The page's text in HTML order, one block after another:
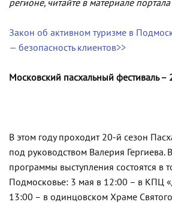
регионе, читайте в материале
Закон об активном туризме в
— безопасность клиентов>>
Московский пасхальный фестиваль –
В этом году проходит 20-й сезон
под руководством Валерия Гергиева.
программы выступления состоятся в
Подмосковье: 3 мая в 12:00 – в КПЦ
13:00 – в одинцовском Храме